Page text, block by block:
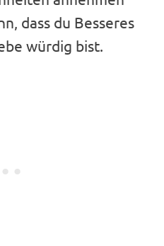
dass du Besseres
würdig bist.